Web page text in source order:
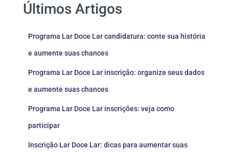
Últimos Artigos
Programa Lar Doce Lar candidatura: conte sua história
e aumente suas chances
Programa Lar Doce Lar inscrição: organize seus dados
e aumente suas chances
Programa Lar Doce Lar inscrições: veja como
participar
Inscrição Lar Doce Lar: dicas para aumentar suas